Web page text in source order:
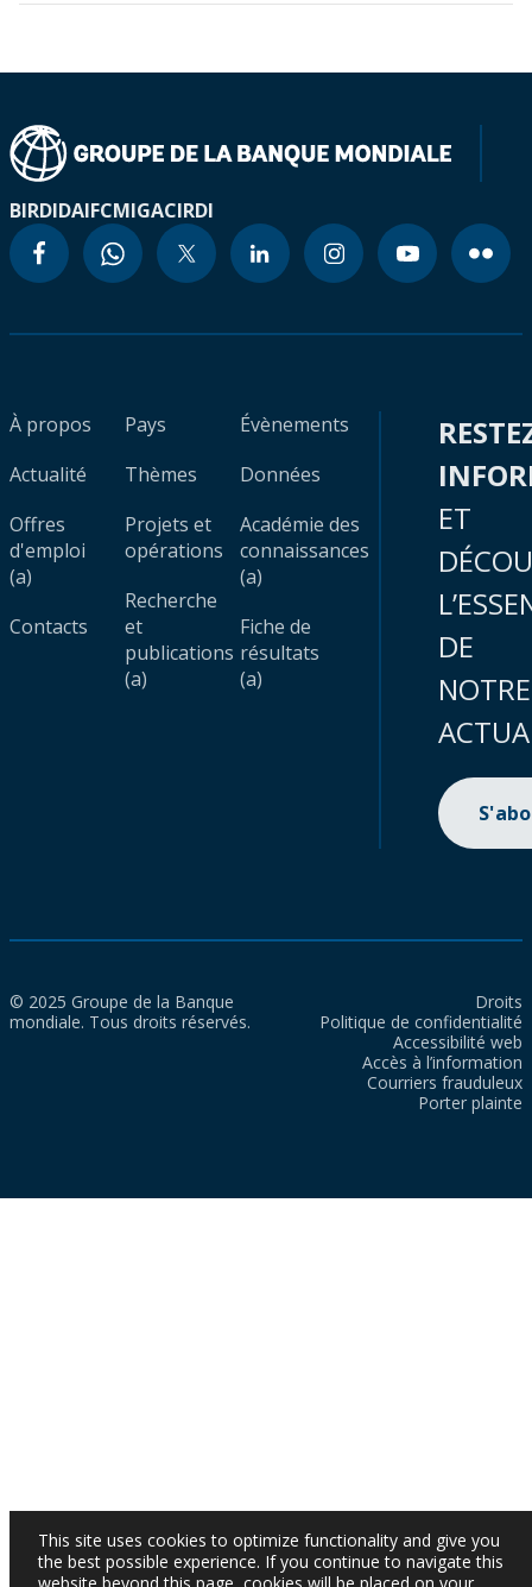
BIRDIDAIFCMIGACIRDI
À propos
Actualité
Offres
d'emploi
(a)
Contacts
Pays
Thèmes
Projets et
opérations
Recherche
et
publications
(a)
Évènements
Données
Académie des
connaissances
(a)
Fiche de
résultats
(a)
ET
DE
NOTRE
© 2025 Groupe de la Banque
mondiale. Tous droits réservés.
Droits
Politique de confidentialité
Accessibilité web
Accès à l’information
Courriers frauduleux
Porter plainte
This site uses cookies to optimize functionality and give you
the best possible experience. If you continue to navigate this